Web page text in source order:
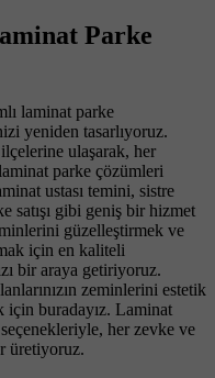
Parke
laminat parke
yeniden tasarlıyoruz.
ulaşarak, her
parke çözümleri
ustası temini, sistre
satışı gibi geniş bir hizmet
güzelleştirmek ve
için en kaliteli
bir araya getiriyoruz.
zeminlerini estetik
buradayız. Laminat
her zevke ve
üretiyoruz.